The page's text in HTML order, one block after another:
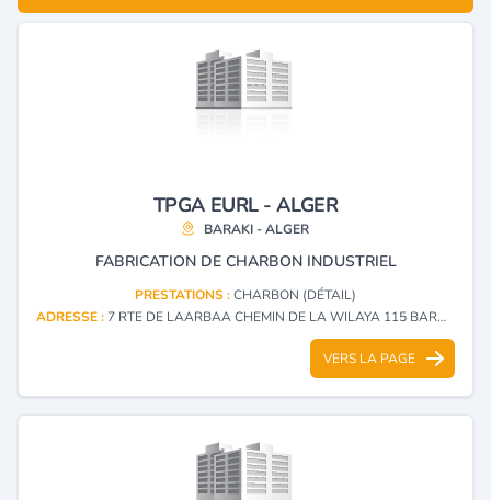
TPGA EURL - ALGER
BARAKI - ALGER
FABRICATION DE CHARBON INDUSTRIEL
PRESTATIONS :CHARBON (DÉTAIL)
ADRESSE : 7 RTE DE LAARBAA CHEMIN DE LA WILAYA 115 BARAKI - ALGER
VERS LA PAGE